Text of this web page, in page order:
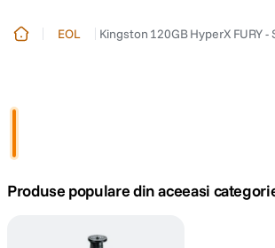
4. peak design
canon sx740 hs
EOL Kingston 120GB HyperX FURY -
Produse populare din aceeasi